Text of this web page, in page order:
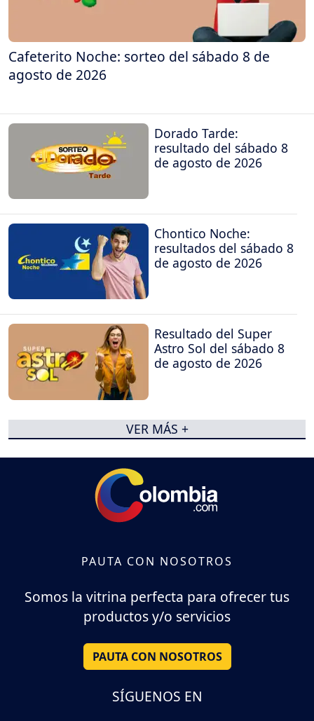
Cafeterito Noche: sorteo del sábado 8 de
agosto de 2026
Dorado Tarde:
resultado del sábado 8
de agosto de 2026
Chontico Noche:
resultados del sábado 8
de agosto de 2026
Resultado del Super
Astro Sol del sábado 8
de agosto de 2026
VER MÁS +
PAUTA CON NOSOTROS
Somos la vitrina perfecta para ofrecer tus
productos y/o servicios
PAUTA CON NOSOTROS
SÍGUENOS EN